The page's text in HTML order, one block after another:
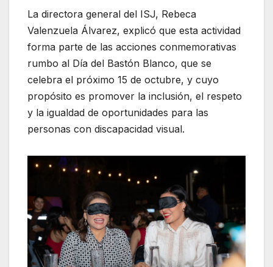
La directora general del ISJ, Rebeca
Valenzuela Álvarez, explicó que esta actividad
forma parte de las acciones conmemorativas
rumbo al Día del Bastón Blanco, que se
celebra el próximo 15 de octubre, y cuyo
propósito es promover la inclusión, el respeto
y la igualdad de oportunidades para las
personas con discapacidad visual.